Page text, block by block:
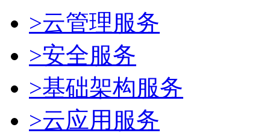
>云管理服务
>安全服务
>基础架构服务
>云应用服务